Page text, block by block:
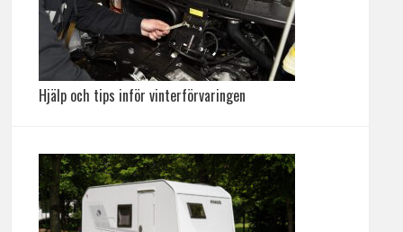
Hjälp och tips inför vinterförvaringen